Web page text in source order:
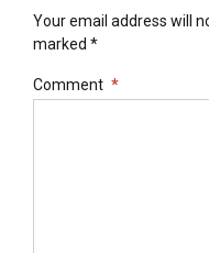
Your email address will
marked *
Comment *